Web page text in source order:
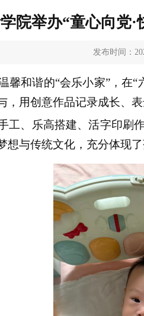
院举办“童心向党
发布时间：
和谐的“会乐小家”，在
用创意作品记录成长、表
工、乐高搭建、活字印刷
与传统文化，充分体现